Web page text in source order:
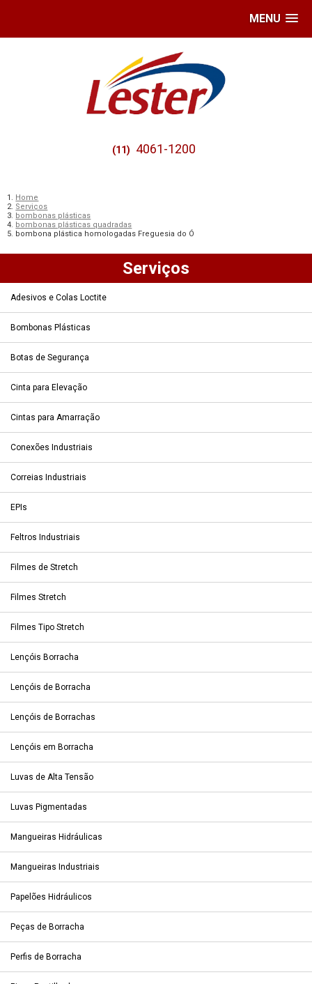
MENU
(11) 4061-1200
Home
Serviços
bombonas plásticas
bombonas plásticas quadradas
bombona plástica homologadas Freguesia do Ó
Serviços
Adesivos e Colas Loctite
Bombonas Plásticas
Botas de Segurança
Cinta para Elevação
Cintas para Amarração
Conexões Industriais
Correias Industriais
EPIs
Feltros Industriais
Filmes de Stretch
Filmes Stretch
Filmes Tipo Stretch
Lençóis Borracha
Lençóis de Borracha
Lençóis de Borrachas
Lençóis em Borracha
Luvas de Alta Tensão
Luvas Pigmentadas
Mangueiras Hidráulicas
Mangueiras Industriais
Papelões Hidráulicos
Peças de Borracha
Perfis de Borracha